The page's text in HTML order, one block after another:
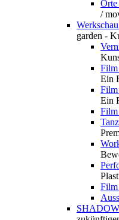
/
garden -
Film
Ein
Film
Ein
Film
Film